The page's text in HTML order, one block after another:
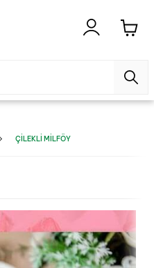
ÇILEKLI MILFÖY